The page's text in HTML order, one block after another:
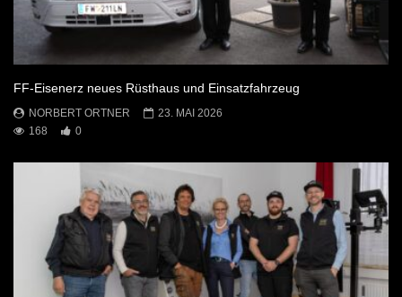
FF-Eisenerz neues Rüsthaus und Einsatzfahrzeug
NORBERT ORTNER
23. MAI 2026
168
0